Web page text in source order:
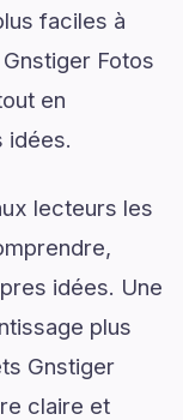
faciles à
Fotos
en
idées.
lecteurs les
idées. Une
plus
Gnstiger
claire et